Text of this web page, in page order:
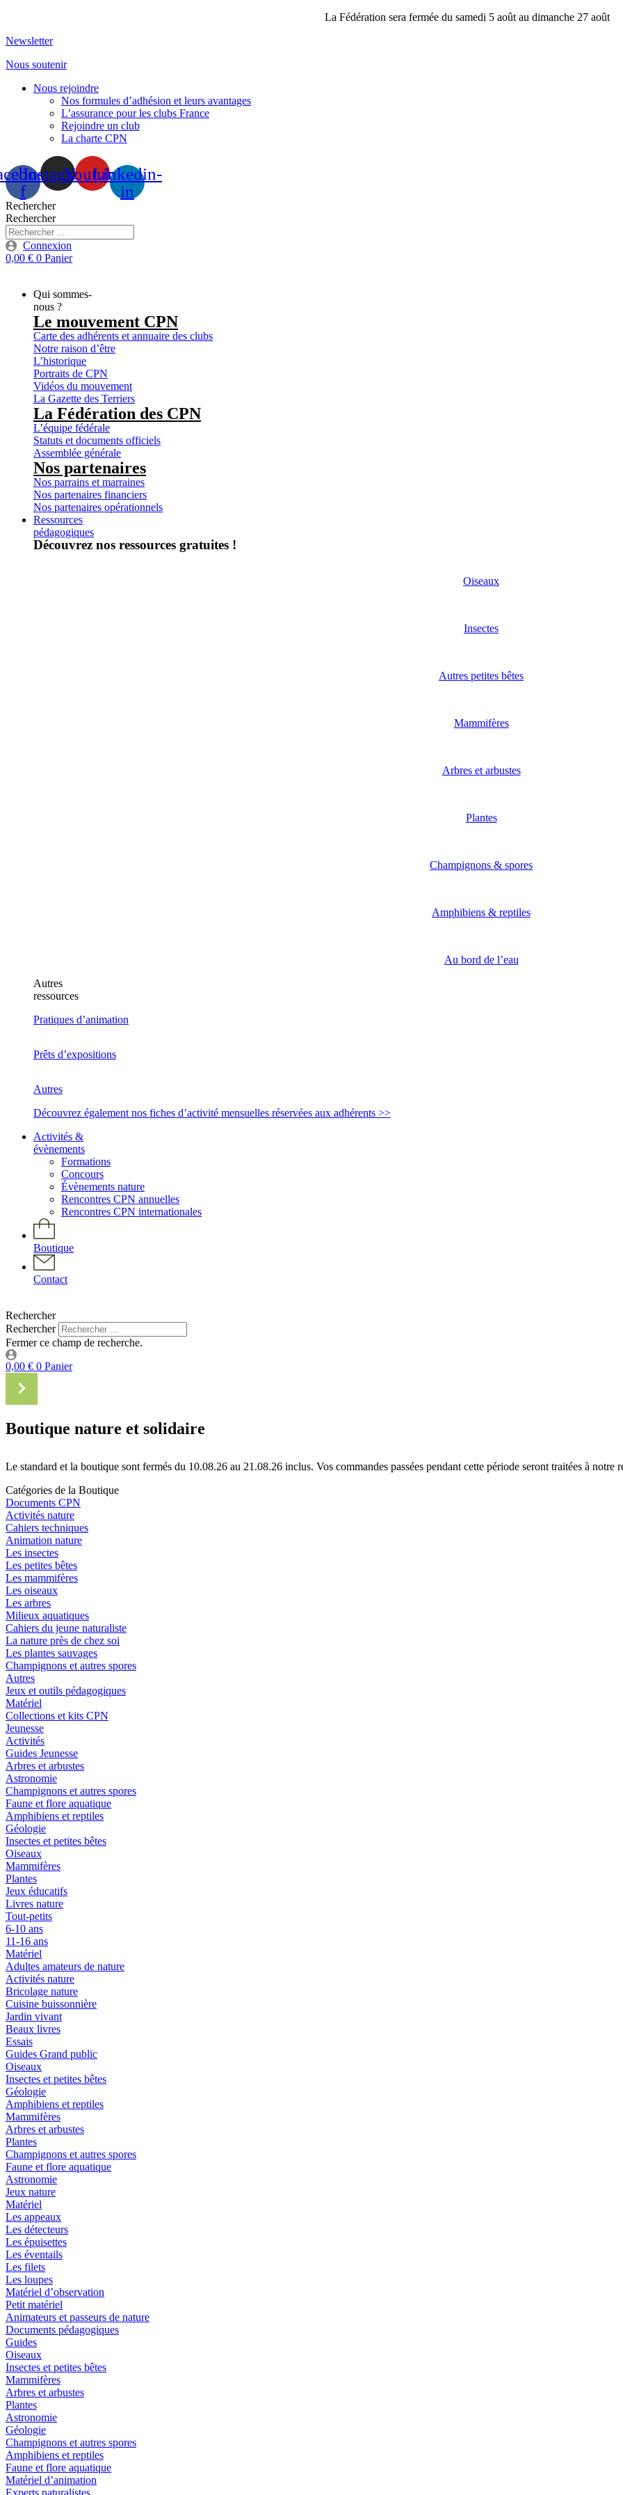
contenu
La Fédération sera fermée du samedi 5 août au dimanche 27 août
Newsletter
Nous soutenir
Nous rejoindre
Nos formules d’adhésion et leurs avantages
L’assurance pour les clubs France
Rejoindre un club
La charte CPN
f
InstagramYoutubeLinkedin-
in
Rechercher
Rechercher
Connexion
0,00 € 0 Panier
Qui sommes-
nous ?
Le mouvement CPN
Carte des adhérents et annuaire des clubs
Notre raison d’être
L’historique
Portraits de CPN
Vidéos du mouvement
La Gazette des Terriers
La Fédération des CPN
L’équipe fédérale
Statuts et documents officiels
Assemblée générale
Nos partenaires
Nos parrains et marraines
Nos partenaires financiers
Nos partenaires opérationnels
Ressources
pédagogiques
Découvrez nos ressources gratuites !
Oiseaux
Insectes
Autres petites bêtes
Mammifères
Arbres et arbustes
Plantes
Champignons & spores
Amphibiens & reptiles
Au bord de l’eau
Autres
ressources
Pratiques d’animation
Prêts d’expositions
Autres
Découvrez également nos fiches d’activité mensuelles réservées aux adhérents >>
Activités &
évènements
Formations
Concours
Évènements nature
Rencontres CPN annuelles
Rencontres CPN internationales
Boutique
Contact
Rechercher
Rechercher
Fermer ce champ de recherche.
0,00 € 0 Panier
Boutique nature et solidaire
Le standard et la boutique sont fermés du 10.08.26 au 21.08.26 inclus. Vos commandes passées pendant cette période seront traitées à notre
Catégories de la Boutique
Documents CPN
Activités nature
Cahiers techniques
Animation nature
Les insectes
Les petites bêtes
Les mammifères
Les oiseaux
Les arbres
Milieux aquatiques
Cahiers du jeune naturaliste
La nature près de chez soi
Les plantes sauvages
Champignons et autres spores
Autres
Jeux et outils pédagogiques
Matériel
Collections et kits CPN
Jeunesse
Activités
Guides Jeunesse
Arbres et arbustes
Astronomie
Champignons et autres spores
Faune et flore aquatique
Amphibiens et reptiles
Géologie
Insectes et petites bêtes
Oiseaux
Mammifères
Plantes
Jeux éducatifs
Livres nature
Tout-petits
6-10 ans
11-16 ans
Matériel
Adultes amateurs de nature
Activités nature
Bricolage nature
Cuisine buissonnière
Jardin vivant
Beaux livres
Essais
Guides Grand public
Oiseaux
Insectes et petites bêtes
Géologie
Amphibiens et reptiles
Mammifères
Arbres et arbustes
Plantes
Champignons et autres spores
Faune et flore aquatique
Astronomie
Jeux nature
Matériel
Les appeaux
Les détecteurs
Les épuisettes
Les éventails
Les filets
Les loupes
Matériel d’observation
Petit matériel
Animateurs et passeurs de nature
Documents pédagogiques
Guides
Oiseaux
Insectes et petites bêtes
Mammifères
Arbres et arbustes
Plantes
Astronomie
Géologie
Champignons et autres spores
Amphibiens et reptiles
Faune et flore aquatique
Matériel d’animation